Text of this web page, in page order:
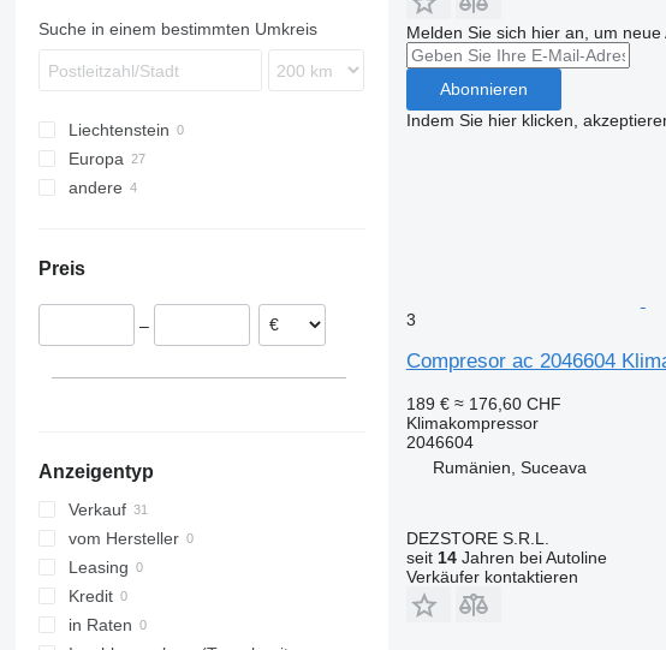
Suche in einem bestimmten Umkreis
Liechtenstein
Europa
Polen
Litauen
Portugal
andere
Preis
–
Anzeigentyp
Verkauf
vom Hersteller
Leasing
Kredit
in Raten
Melden Sie sich hier an, um
Abonnieren
Indem Sie hier klicken,
3
Compresor ac 2046604
189 € ≈ 176,60 CHF
Klimakompressor
2046604
Rumänien, Suceava
DEZSTORE S.R.L.
seit 14Jahren bei Autoline
Verkäufer kontaktieren